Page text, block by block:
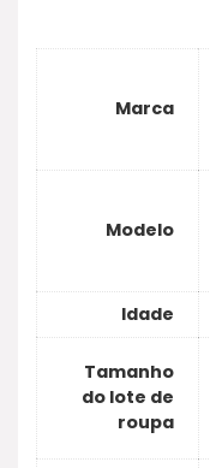
Marca
Modelo
Idade
Tamanho
do lote de
roupa